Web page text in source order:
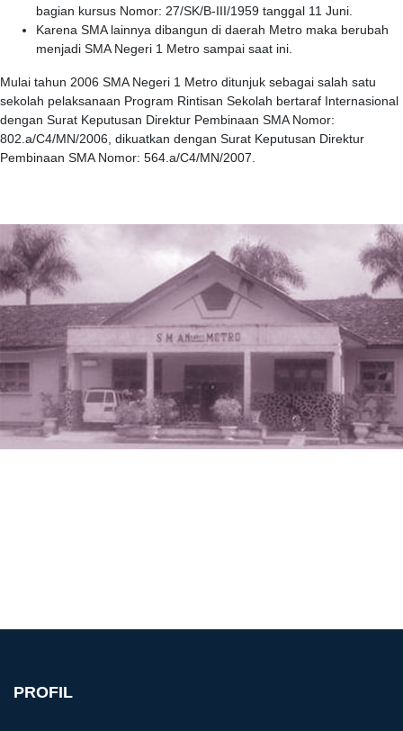
bagian kursus Nomor: 27/SK/B-III/1959 tanggal 11 Juni.
Karena SMA lainnya dibangun di daerah Metro maka berubah
menjadi SMA Negeri 1 Metro sampai saat ini.
Mulai tahun 2006 SMA Negeri 1 Metro ditunjuk sebagai salah satu
sekolah pelaksanaan Program Rintisan Sekolah bertaraf Internasional
dengan Surat Keputusan Direktur Pembinaan SMA Nomor:
802.a/C4/MN/2006, dikuatkan dengan Surat Keputusan Direktur
Pembinaan SMA Nomor: 564.a/C4/MN/2007.
PROFIL